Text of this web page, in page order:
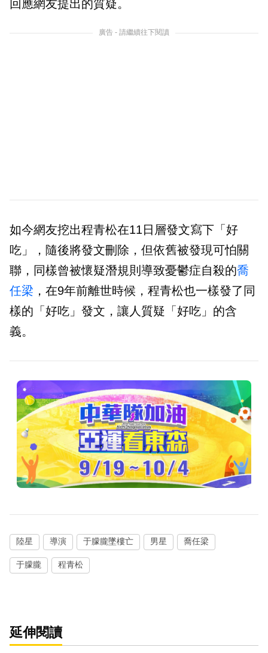
回應網友提出的質疑。
廣告 - 請繼續往下閱讀
如今網友挖出程青松在11日層發文寫下「好
吃」，隨後將發文刪除，但依舊被發現可怕關
聯，同樣曾被懷疑潛規則導致憂鬱症自殺的喬
任梁 ，在9年前離世時候，程青松也一樣發了同
樣的「好吃」發文，讓人質疑「好吃」的含
義。
陸星 導演 于朦朧墜樓亡 男星 喬任梁
于朦朧 程青松
延伸閱讀